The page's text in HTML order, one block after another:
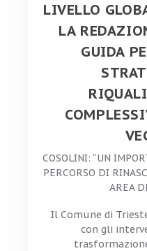
LIVELLO
LA
GUIDA
COSOLINI: “UN
PERCORSO DI
AREA
Il Comune di
con gli